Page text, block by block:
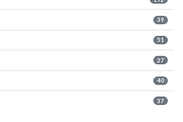
39
51
27
40
37